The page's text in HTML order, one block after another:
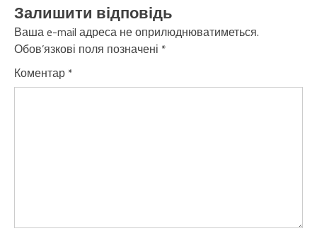
Залишити відповідь
Ваша e-mail адреса не оприлюднюватиметься.
Обов’язкові поля позначені *
Коментар *